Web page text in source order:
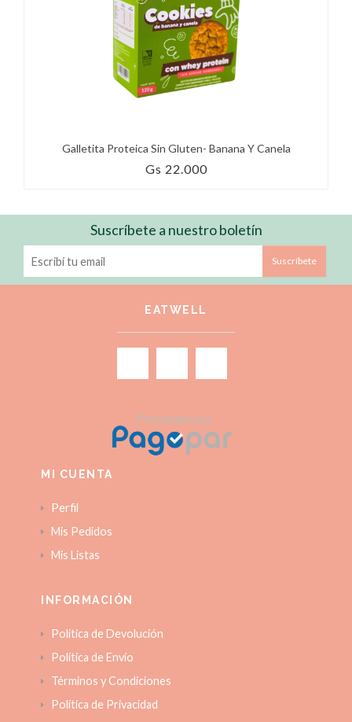
Galletita Proteica Sin Gluten- Banana Y Canela
Gs 22.000
Suscríbete a nuestro boletín
Suscríbete
EATWELL
Procesado por
MI CUENTA
Perfil
Mis Pedidos
Mis Listas
INFORMACIÓN
Política de Devolución
Política de Envío
Términos y Condiciones
Política de Privacidad